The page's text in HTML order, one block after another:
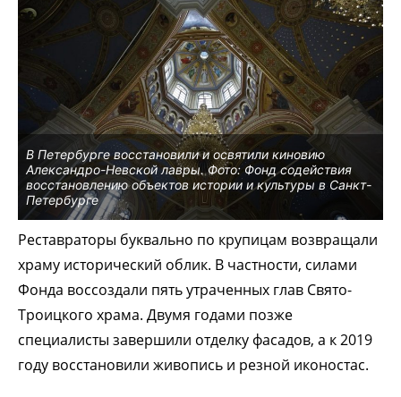
В Петербурге восстановили и освятили киновию
Александро-Невской лавры. Фото: Фонд содействия
восстановлению объектов истории и культуры в Санкт-
Петербурге
Реставраторы буквально по крупицам возвращали
храму исторический облик. В частности, силами
Фонда воссоздали пять утраченных глав Свято-
Троицкого храма. Двумя годами позже
специалисты завершили отделку фасадов, а к 2019
году восстановили живопись и резной иконостас.